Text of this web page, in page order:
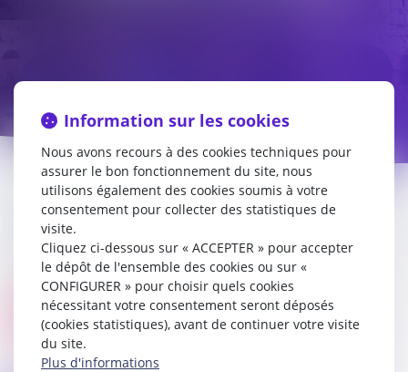
Référence
Valider
Information sur les cookies
Nous avons recours à des cookies techniques pour
assurer le bon fonctionnement du site, nous
utilisons également des cookies soumis à votre
consentement pour collecter des statistiques de
visite.
Cliquez ci-dessous sur « ACCEPTER » pour accepter
le dépôt de l'ensemble des cookies ou sur «
CONFIGURER » pour choisir quels cookies
nécessitant votre consentement seront déposés
(cookies statistiques), avant de continuer votre visite
du site.
Plus d'informations